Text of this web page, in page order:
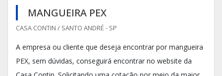
MANGUEIRA PEX
CASA CONTIN / SANTO ANDRÉ - SP
A empresa ou cliente que deseja encontrar por mangueira
PEX, sem dúvidas, conseguirá encontrar no website da